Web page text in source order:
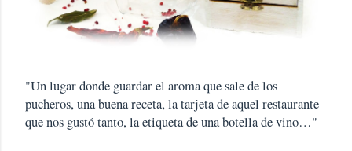
"Un lugar donde guardar el aroma que sale de los
pucheros, una buena receta, la tarjeta de aquel restaurante
que nos gustó tanto, la etiqueta de una botella de vino…"